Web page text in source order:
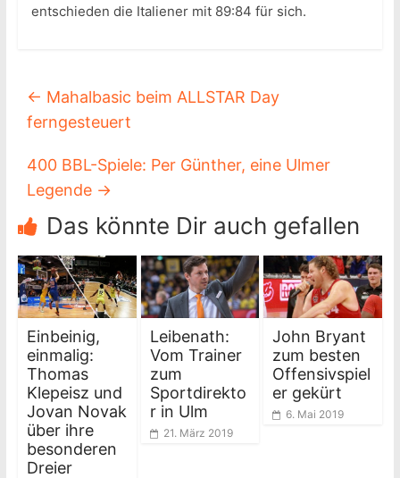
entschieden die Italiener mit 89:84 für sich.
← Mahalbasic beim ALLSTAR Day
ferngesteuert
400 BBL-Spiele: Per Günther, eine Ulmer
Legende →
Das könnte Dir auch gefallen
Einbeinig,
einmalig:
Thomas
Klepeisz und
Jovan Novak
über ihre
besonderen
Dreier
Leibenath:
Vom Trainer
zum
Sportdirekto
r in Ulm
21. März 2019
John Bryant
zum besten
Offensivspiel
er gekürt
6. Mai 2019